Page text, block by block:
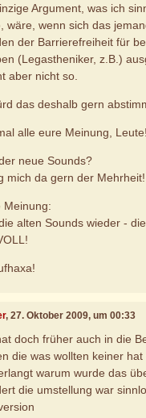
Argument, was ich
wäre, wenn sich das
der Barrierefreiheit für
(Legastheniker, z.B.)
aber nicht so.
das deshalb gern
alle eure Meinung, Leute!
neue Sounds?
mich da gern der Mehrheit!
Meinung:
alten Sounds wieder -
, 27. Oktober 2009, um 00:33
doch früher auch in die
die was wollten keiner
warum wurde das
die umstellung war